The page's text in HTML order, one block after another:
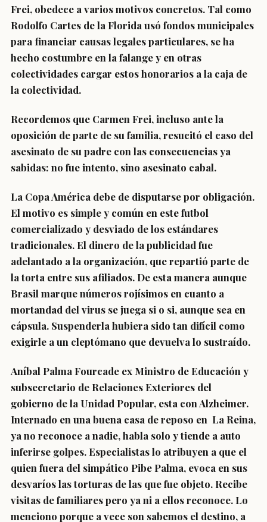
Frei, obedece a varios motivos concretos. Tal como
Rodolfo Cartes de la Florida usó fondos municipales
para financiar causas legales particulares, se ha
hecho costumbre en la falange y en otras
colectividades cargar estos honorarios a la caja de
la colectividad.
Recordemos que Carmen Frei, incluso ante la
oposición de parte de su familia, resucitó el caso del
asesinato de su padre con las consecuencias ya
sabidas: no fue intento, sino asesinato cabal.
La Copa América debe de disputarse por obligación.
El motivo es simple y común en este futbol
comercializado y desviado de los estándares
tradicionales. El dinero de la publicidad fue
adelantado a la organización, que repartió parte de
la torta entre sus afiliados. De esta manera aunque
Brasil marque números rojísimos en cuanto a
mortandad del virus se juega si o si, aunque sea en
cápsula. Suspenderla hubiera sido tan difícil como
exigirle a un cleptómano que devuelva lo sustraído.
Aníbal Palma Fourcade ex Ministro de Educación y
subsecretario de Relaciones Exteriores del
gobierno de la Unidad Popular, esta con Alzheimer.
Internado en una buena casa de reposo en La Reina,
ya no reconoce a nadie, habla solo y tiende a auto
inferirse golpes. Especialistas lo atribuyen a que el
quien fuera del simpático Pibe Palma, evoca en sus
desvaríos las torturas de las que fue objeto. Recibe
visitas de familiares pero ya ni a ellos reconoce. Lo
menciono porque a vece son sabemos el destino, a